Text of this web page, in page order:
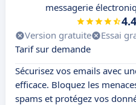
messagerie
4.4
Version gratuite Essai
Tarif sur demande
Sécurisez vos emails avec
efficace. Bloquez les
spams et protégez vos